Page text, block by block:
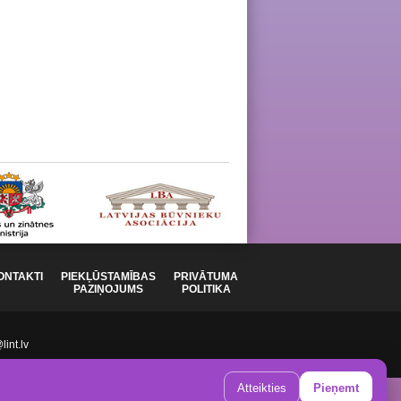
PIEKĻŪSTAMĪBAS
PAZIŅOJUMS
PRIVĀTUMA
POLITIKA
Atteikties Pieņemt